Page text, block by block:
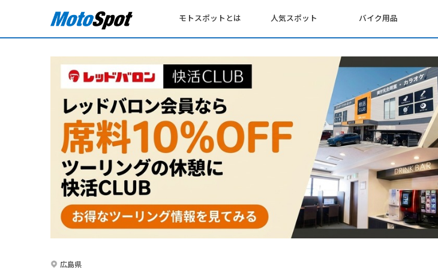
モトスポットとは 人気スポット バイク用品
広島県